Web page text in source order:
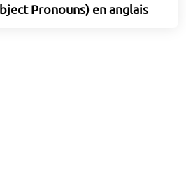
Pronouns) en anglais